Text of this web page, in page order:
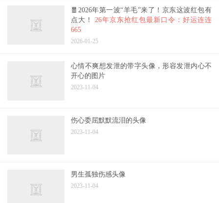
🧧2026年第一波“羊毛”来了！京东这波红包有
点大！ 26年京东抢红包最新口令：好运连连
665
2026-01-25
心情不爽想发泄的带字头像，形容发泄内心不
开心的图片
2023-11-04
伤心委屈默默流泪的头像
2023-11-04
男生孤独伤感头像
2023-11-04